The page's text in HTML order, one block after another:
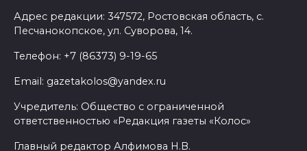
Ростовский врач подготовил
памятку по действиям при
Регистрация открыта:
фестиваль инклюзивного
добровольчества «Я
Адрес редакции: 347572, Ростовская область, с.
Песчанокопское, ул. Суворова, 14.
Телефон: +7 (86373) 9-19-65
Email: gazetakolos@yandex.ru
Учредитель: Общество с ограниченной
ответственностью «Редакция газеты «Колос»
Главный редактор Алфимова Н.В.